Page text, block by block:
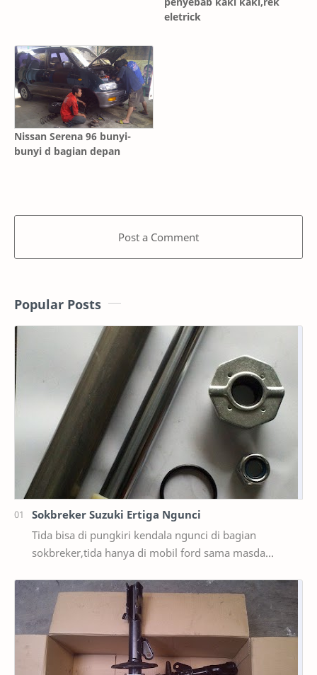
eletrick
Nissan Serena 96 bunyi-
bunyi d bagian depan
Post a Comment
Popular Posts
Sokbreker Suzuki Ertiga Ngunci
Tida bisa di pungkiri kendala ngunci di bagian
sokbreker,tida hanya di mobil ford sama masda